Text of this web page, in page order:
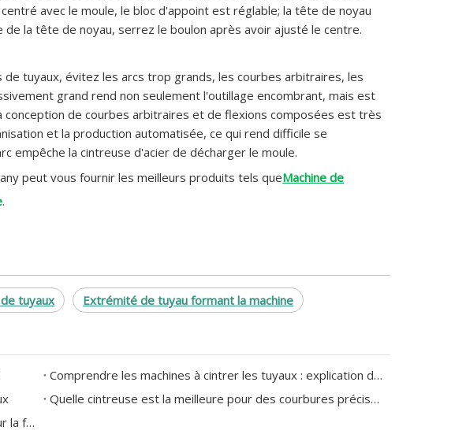
avec le moule, le bloc d'appoint est réglable; la tête de noyau
la tête de noyau, serrez le boulon après avoir ajusté le centre.
tuyaux, évitez les arcs trop grands, les courbes arbitraires, les
grand rend non seulement l'outillage encombrant, mais est
conception de courbes arbitraires et de flexions composées est très
et la production automatisée, ce qui rend difficile se
empêche la cintreuse d'acier de décharger le moule.
peut vous fournir les meilleurs produits tels queMachine de
.
tuyaux Extrémité de tuyau formant la machine
Comprendre les machines à cintrer les tuyaux : explication des types et des applications
Quelle cintreuse est la meilleure pour des courbures précises sur des tuyaux en acier inoxydable et en cuivre
Où acheter une cintreuse de tubes professionnelle pour la fabrication d'échappement et de collecteurs personnalisés